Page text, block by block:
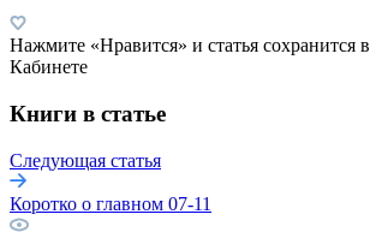
Нажмите «Нравится» и статья
Кабинете
Книги в статье
Следующая статья
Коротко о главном 07-11